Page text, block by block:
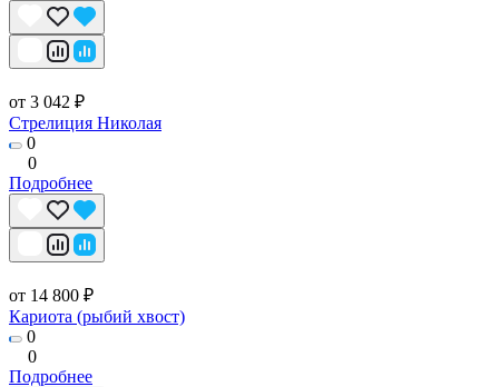
от 3 042 ₽
Стрелиция Николая
0
0
Подробнее
от 14 800 ₽
Кариота (рыбий хвост)
0
0
Подробнее